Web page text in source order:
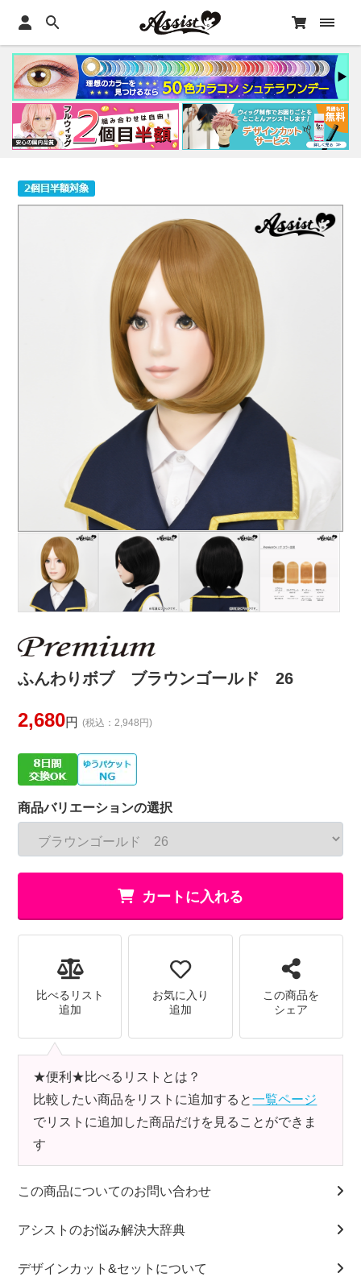
ふんわりボブ ブラウンゴールド 26
2,680円 (税込：2,948円)
商品バリエーションの選択
カートに入れる
比べるリスト
追加
お気に入り
追加
この商品を
シェア
★便利★比べるリストとは？
比較したい商品をリストに追加すると一覧ページ
でリストに追加した商品だけを見ることができま
す
この商品についてのお問い合わせ
アシストのお悩み解決大辞典
デザインカット&セットについて